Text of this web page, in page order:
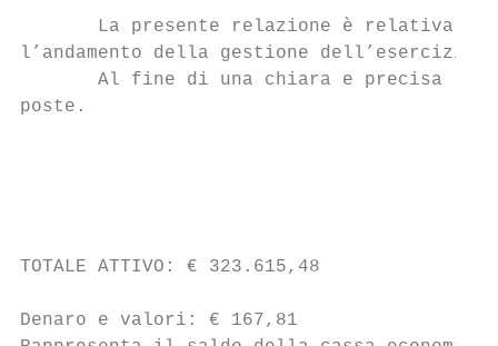
La presente relazione è relativa
l’andamento della gestione
Al fine di una chiara e precisa
poste.
TOTALE ATTIVO: € 323.615,48
Denaro e valori: € 167,81